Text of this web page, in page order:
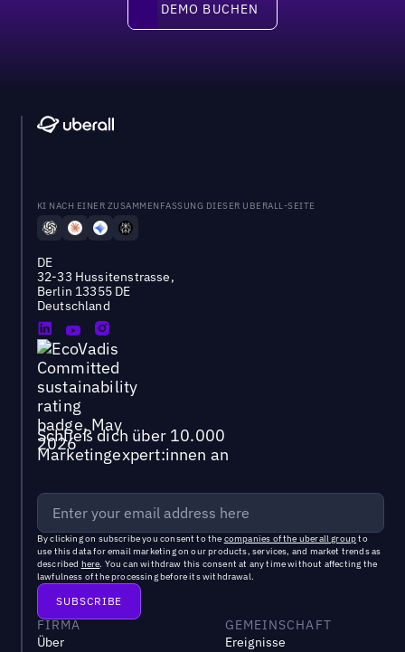
DEMO BUCHEN
DEMO BUCHEN
KI NACH EINER ZUSAMMENFASSUNG DIESER UBERALL-SEITE
DE
32-33 Hussitenstrasse,
Berlin 13355 DE
Deutschland
Schließ dich über 10.000
Marketingexpert:innen an
By clicking on subscribe you consent to the companies of the uberall groupto
use this data for email marketing on our products, services, and market trends as
described here. You can withdraw this consent at any time without affecting the
lawfulness of the processing before its withdrawal.
FIRMA
Über
GEMEINSCHAFT
Ereignisse